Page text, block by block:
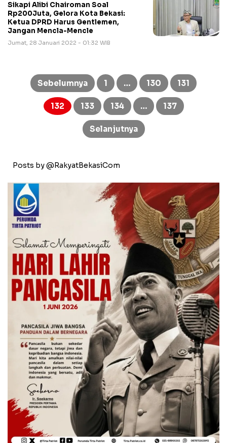
Sikapi Alibi Chairoman Soal
Rp200Juta, Gelora Kota Bekasi:
Ketua DPRD Harus Gentlemen,
Jangan Mencla-Mencle
Jumat, 28 Januari 2022 - 01:32 WIB
Paginasi
posSebelumnya 1 … 130 131
132 133 134 … 137
Selanjutnya
Posts by @RakyatBekasiCom